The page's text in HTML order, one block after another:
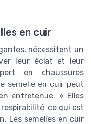
en cuir
nécessitent un
leur éclat et leur
en chaussures
semelle en cuir peut
entretenue. » Elles
ce qui est
Les semelles en cuir